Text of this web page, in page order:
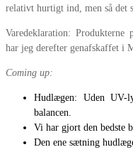
relativt hurtigt ind, men så det
Varedeklaration: Produkterne
har jeg derefter genafskaffet i
Coming up:
Hudlægen: Uden
balancen.
Vi har gjort den bedste
Den ene sætning